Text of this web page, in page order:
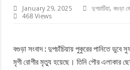
বগুড়ায় জুলাই গণঅভ্যুত্থান দিবস পালিত, জুলাই
ইবনে সিনা হাসপাতাল বগুড়ার ফ্রি মেডিকেল
বগুড়ার শিবগঞ্জে”জুলাই গণঅভ্যুত্থান দিবসে”
January 29, 2025 দুপচাচিঁয়া,বগুড়া
468 Views
বগুড়া সংবাদ : দুপচাঁচিয়ায় পুকুরের পানিতে ডুবে
মৃগী রোগীর মৃত্যু হয়েছে। তিনি পৌর এলাকার